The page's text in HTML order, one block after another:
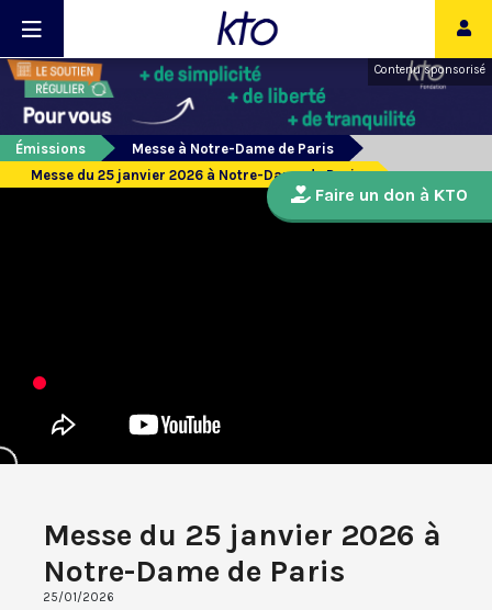
Contenu sponsorisé
Émissions
Messe à Notre-Dame de Paris
Messe du 25 janvier 2026 à Notre-Dame de Paris
Messe du 25 janvier 2026 à
Notre-Dame de Paris
25/01/2026
Faire un don à KTO